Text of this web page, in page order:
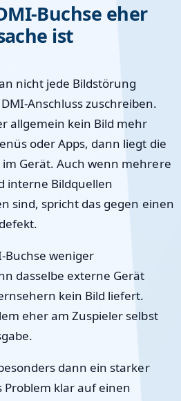
Buchse eher
ist
nicht jede Bildstörung
Anschluss zuschreiben.
allgemein kein Bild mehr
oder Apps, dann liegt die
Gerät. Auch wenn mehrere
interne Bildquellen
sind, spricht das gegen einen
Buchse weniger
dasselbe externe Gerät
kein Bild liefert.
eher am Zuspieler selbst
dann ein starker
Problem klar auf einen